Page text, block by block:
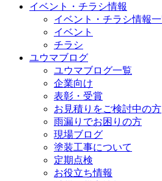
イベント・チラシ情報
イベント・チラシ情報
イベント
チラシ
ユウマブログ
ユウマブログ一覧
企業向け
表彰・受賞
お見積りをご検討中の方
雨漏りでお困りの方
現場ブログ
塗装工事について
定期点検
お役立ち情報